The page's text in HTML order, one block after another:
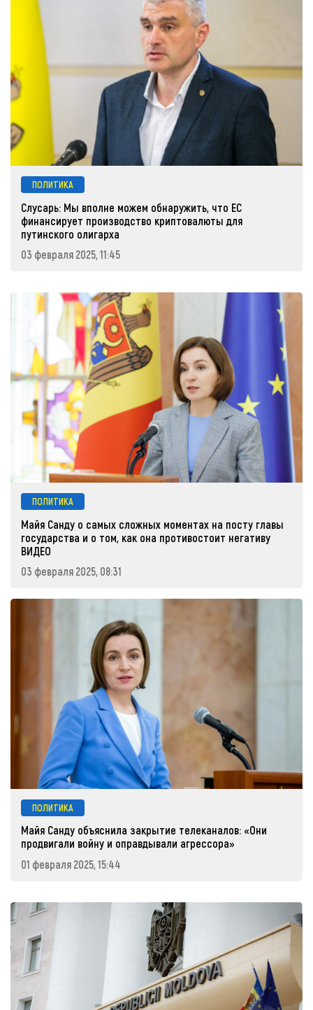
ПОЛИТИКА
Слусарь: Мы вполне можем обнаружить, что ЕС
финансирует производство криптовалюты для
путинского олигарха
03 февраля 2025, 11:45
ПОЛИТИКА
Майя Санду о самых сложных моментах на посту главы
государства и о том, как она противостоит негативу
ВИДЕО
03 февраля 2025, 08:31
ПОЛИТИКА
Майя Санду объяснила закрытие телеканалов: «Они
продвигали войну и оправдывали агрессора»
01 февраля 2025, 15:44